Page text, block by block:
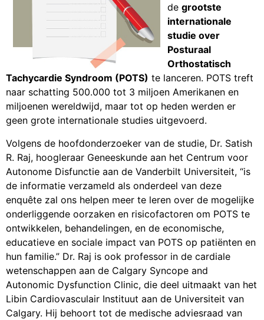
de grootste
internationale
studie over
Posturaal
Orthostatisch
Tachycardie Syndroom (POTS) te lanceren. POTS treft
naar schatting 500.000 tot 3 miljoen Amerikanen en
miljoenen wereldwijd, maar tot op heden werden er
geen grote internationale studies uitgevoerd.
Volgens de hoofdonderzoeker van de studie, Dr. Satish
R. Raj, hoogleraar Geneeskunde aan het Centrum voor
Autonome Disfunctie aan de Vanderbilt Universiteit, “is
de informatie verzameld als onderdeel van deze
enquête zal ons helpen meer te leren over de mogelijke
onderliggende oorzaken en risicofactoren om POTS te
ontwikkelen, behandelingen, en de economische,
educatieve en sociale impact van POTS op patiënten en
hun familie.” Dr. Raj is ook professor in de cardiale
wetenschappen aan de Calgary Syncope and
Autonomic Dysfunction Clinic, die deel uitmaakt van het
Libin Cardiovasculair Instituut aan de Universiteit van
Calgary. Hij behoort tot de medische adviesraad van